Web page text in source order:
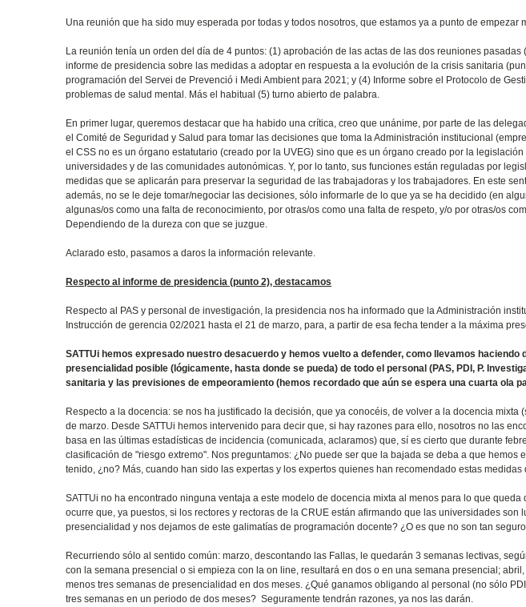
Una reunión que ha sido muy esperada por todas y todos nosotros, que estamos ya a punto de empezar
La reunión tenía un orden del día de 4 puntos: (1) aprobación de las actas de las dos reuniones
informe de presidencia sobre las medidas a adoptar en respuesta a la evolución de la crisis sanitaria
programación del Servei de Prevenció i Medi Ambient para 2021; y (4) Informe sobre el Protocolo de
problemas de salud mental. Más el habitual (5) turno abierto de palabra.
En primer lugar, queremos destacar que ha habido una crítica, creo que unánime, por parte de las
el Comité de Seguridad y Salud para tomar las decisiones que toma la Administración institucional
el CSS no es un órgano estatutario (creado por la UVEG) sino que es un órgano creado por la
universidades y de las comunidades autonómicas. Y, por lo tanto, sus funciones están reguladas por
medidas que se aplicarán para preservar la seguridad de las trabajadoras y los trabajadores. En este
además, no se le deje tomar/negociar las decisiones, sólo informarle de lo que ya se ha decidido (en
algunas/os como una falta de reconocimiento, por otras/os como una falta de respeto, y/o por otras/os
Dependiendo de la dureza con que se juzgue.
Aclarado esto, pasamos a daros la información relevante.
Respecto al informe de presidencia (punto 2), destacamos
Respecto al PAS y personal de investigación, la presidencia nos ha informado que la Administración
Instrucción de gerencia 02/2021 hasta el 21 de marzo, para, a partir de esa fecha tender a la máxima
SATTUi hemos expresado nuestro desacuerdo y hemos vuelto a defender, como llevamos
presencialidad posible (lógicamente, hasta donde se pueda) de todo el personal (PAS, PDI, P.
sanitaria y las previsiones de empeoramiento (hemos recordado que aún se espera una cuarta ola
Respecto a la docencia: se nos ha justificado la decisión, que ya conocéis, de volver a la docencia
de marzo. Desde SATTUi hemos intervenido para decir que, si hay razones para ello, nosotros no las
basa en las últimas estadísticas de incidencia (comunicada, aclaramos) que, sí es cierto que durante
clasificación de "riesgo extremo". Nos preguntamos: ¿No puede ser que la bajada se deba a que hemos
tenido, ¿no? Más, cuando han sido las expertas y los expertos quienes han recomendado estas medidas
SATTUi no ha encontrado ninguna ventaja a este modelo de docencia mixta al menos para lo que
ocurre que, ya puestos, si los rectores y rectoras de la CRUE están afirmando que las universidades
presencialidad y nos dejamos de este galimatías de programación docente? ¿O es que no son tan
Recurriendo sólo al sentido común: marzo, descontando las Fallas, le quedarán 3 semanas lectivas,
con la semana presencial o si empieza con la on line, resultará en dos o en una semana presencial;
menos tres semanas de presencialidad en dos meses. ¿Qué ganamos obligando al personal (no sólo
tres semanas en un periodo de dos meses? Seguramente tendrán razones, ya nos las darán.